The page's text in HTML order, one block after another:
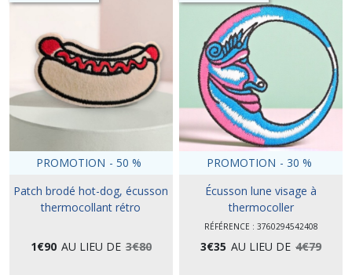
PROMOTION - 50 %
Patch brodé hot-dog, écusson
thermocollant rétro
1€90 AU LIEU DE 3€80
PROMOTION - 30 %
Écusson lune visage à
thermocoller
RÉFÉRENCE : 3760294542408
3€35 AU LIEU DE 4€79